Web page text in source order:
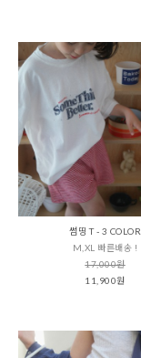
썸띵 T - 3 COLOR
M,XL 빠른배송 !
17,000원
11,900원